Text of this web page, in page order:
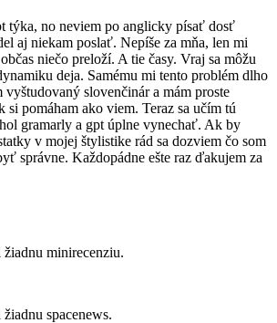
týka, no neviem po anglicky písať dosť
aj niekam poslať. Nepíše za mňa, len mi
niečo preloží. A tie časy. Vraj sa môžu
deja. Samému mi tento problém dlho
slovenčinár a mám proste
si pomáham ako viem. Teraz sa učím tú
gramarly a gpt úplne vynechať. Ak by
v mojej štylistike rád sa dozviem čo som
správne. Každopádne ešte raz ďakujem za
minirecenziu.
spacenews.